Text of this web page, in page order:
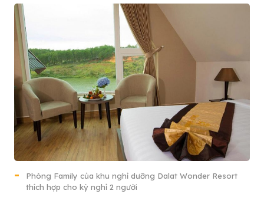
Phòng Family của khu nghỉ dưỡng Dalat Wonder Resort
thích hợp cho kỳ nghỉ 2 người